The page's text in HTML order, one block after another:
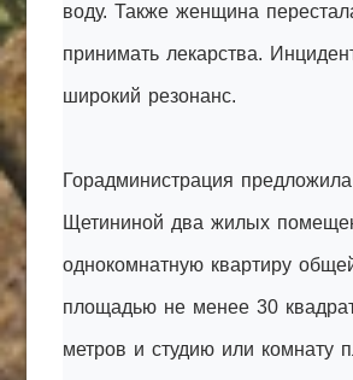
воду. Также женщина
принимать лекарства.
широкий резонанс.
Горадминистрация предложила
Щетининой два жилых
однокомнатную квартиру
площадью не менее 30
метров и студию или комнату